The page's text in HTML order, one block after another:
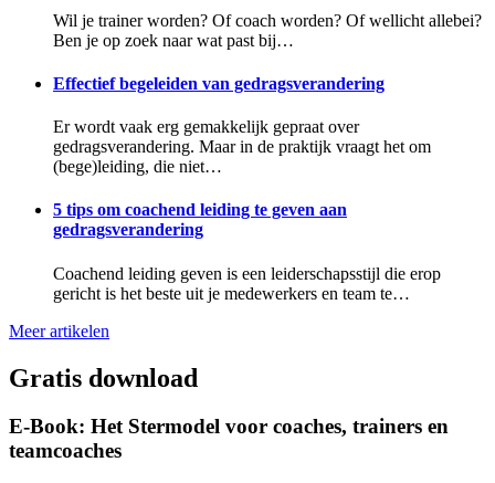
Wil je trainer worden? Of coach worden? Of wellicht allebei?
Ben je op zoek naar wat past bij…
Effectief begeleiden van gedragsverandering
Er wordt vaak erg gemakkelijk gepraat over
gedragsverandering. Maar in de praktijk vraagt het om
(bege)leiding, die niet…
5 tips om coachend leiding te geven aan
gedragsverandering
Coachend leiding geven is een leiderschapsstijl die erop
gericht is het beste uit je medewerkers en team te…
Meer artikelen
Gratis download
E-Book: Het Stermodel voor coaches, trainers en
teamcoaches